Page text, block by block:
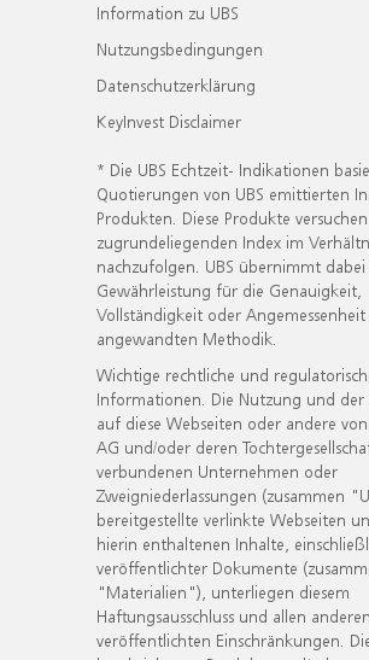
Information zu UBS
Nutzungsbedingungen
Datenschutzerklärung
KeyInvest Disclaimer
* Die UBS Echtzeit- Indikationen
Quotierungen von UBS emittierten
Produkten. Diese Produkte
zugrundeliegenden Index im
nachzufolgen. UBS übernimmt dabei
Gewährleistung für die Genauigkeit,
Vollständigkeit oder
angewandten Methodik.
Wichtige rechtliche und
Informationen. Die Nutzung und
auf diese Webseiten oder andere
AG und/oder deren
verbundenen Unternehmen oder
Zweigniederlassungen (zusammen
bereitgestellte verlinkte Webseiten
hierin enthaltenen Inhalte,
veröffentlichter Dokumente
"Materialien"), unterliegen diesem
Haftungsausschluss und allen anderen
veröffentlichten Einschränkungen.